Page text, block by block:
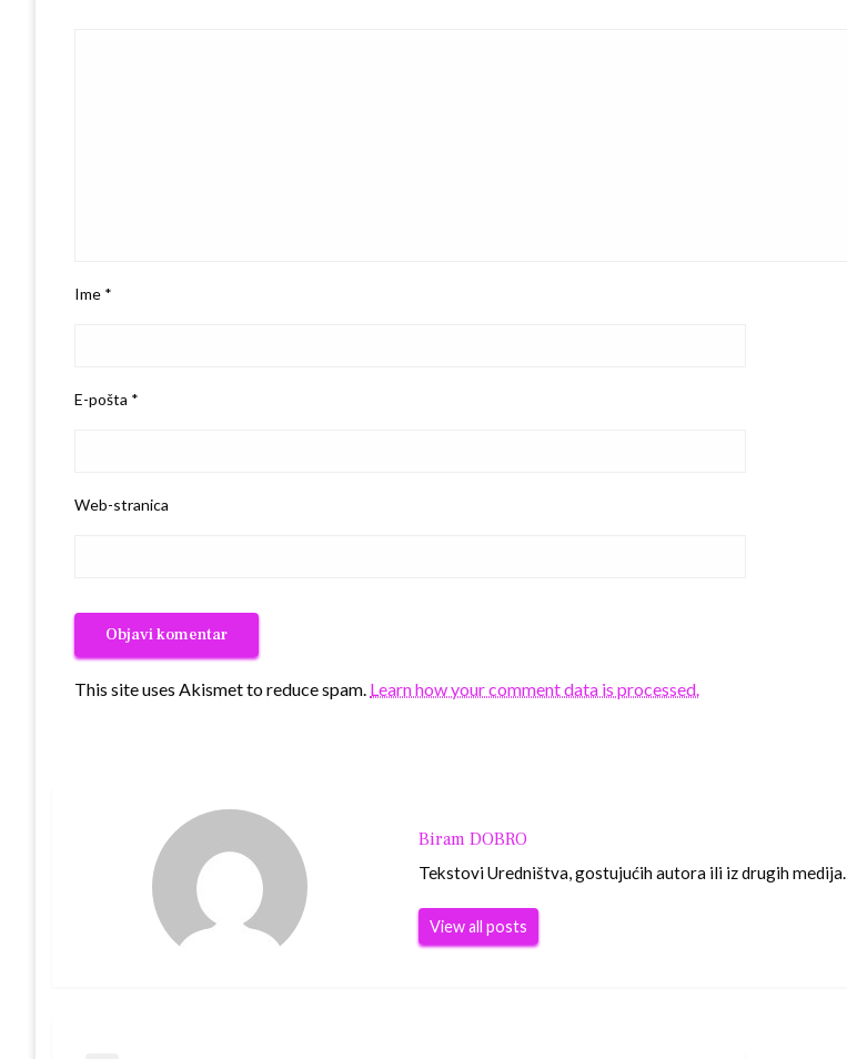
Ime *
E-pošta *
Web-stranica
This site uses Akismet to reduce spam. Learn how your comment data is processed.
Biram DOBRO
Tekstovi Uredništva, gostujućih autora ili iz drugih medija.
View all posts